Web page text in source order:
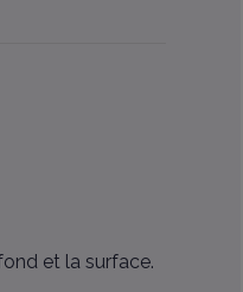
et la surface.